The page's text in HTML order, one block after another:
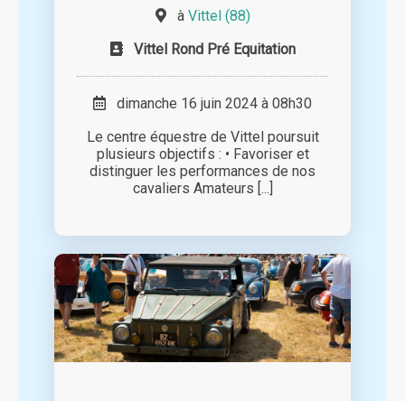
à Vittel (88)
Vittel Rond Pré Equitation
dimanche 16 juin 2024 à 08h30
Le centre équestre de Vittel poursuit
plusieurs objectifs : • Favoriser et
distinguer les performances de nos
cavaliers Amateurs [...]